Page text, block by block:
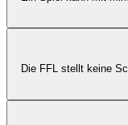
Die FFL stellt keine